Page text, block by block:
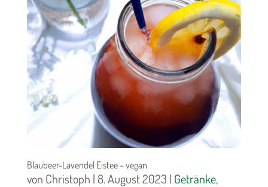
Blaubeer-Lavendel Eistee – vegan
von Christoph | 8. August 2023 | Getränke,